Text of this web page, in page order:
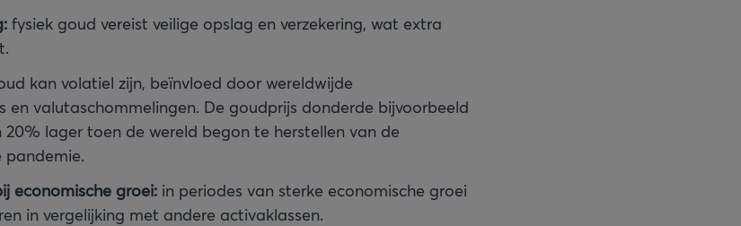
fysiek goud vereist veilige opslag en verzekering, wat extra
kan volatiel zijn, beïnvloed door wereldwijde
en valutaschommelingen. De goudprijs donderde bijvoorbeeld
20% lager toen de wereld begon te herstellen van de
pandemie.
economische groei: in periodes van sterke economische groei
in vergelijking met andere activaklassen.